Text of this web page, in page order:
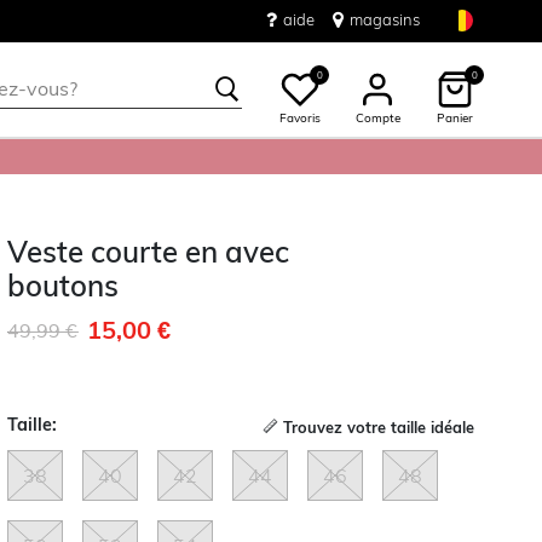
aide magasins
0
Favoris Compte
0
Panier
Veste courte en avec
boutons
Remise de
49,99 €à 15,00 €
Taille: Trouvez votre taille idéale
38 40 42 44 46 48